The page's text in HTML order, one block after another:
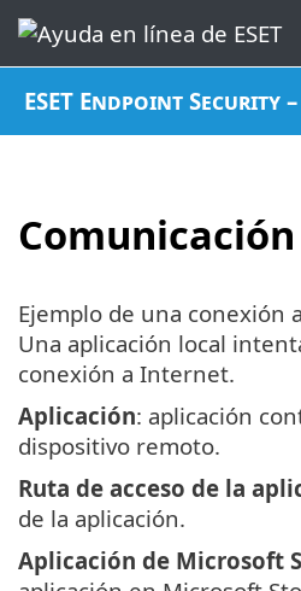
ESET Endpoint Security
Ejemplo de una conexión
Una aplicación local
conexión a Internet.
Aplicación: aplicación
dispositivo remoto.
Ruta de acceso de la
de la aplicación.
Aplicación de Microsoft